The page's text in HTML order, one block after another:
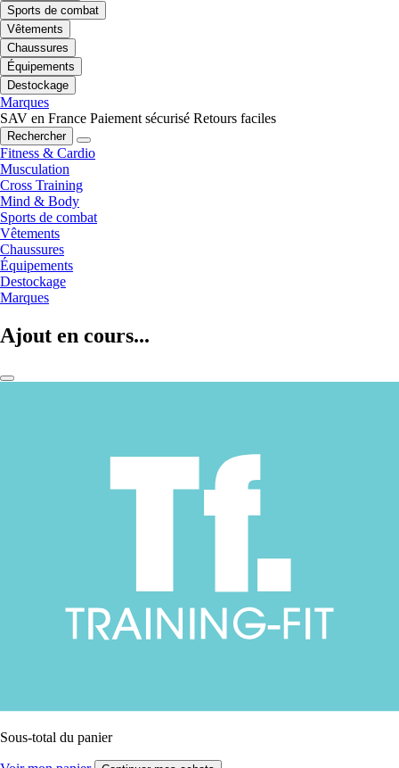
Sports de combat
Vêtements
Chaussures
Équipements
Destockage
Marques
SAV en France Paiement sécurisé Retours faciles
Rechercher
Fitness & Cardio
Musculation
Cross Training
Mind & Body
Sports de combat
Vêtements
Chaussures
Équipements
Destockage
Marques
Ajout en cours...
Sous-total du panier